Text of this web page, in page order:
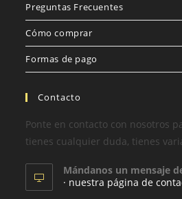
Preguntas Frecuentes
Cómo comprar
Formas de pago
Contacto
Ponte en contacto con nosotros
tienes cualquier duda, tienes
Mándanos un mensaje
· nuestra página de